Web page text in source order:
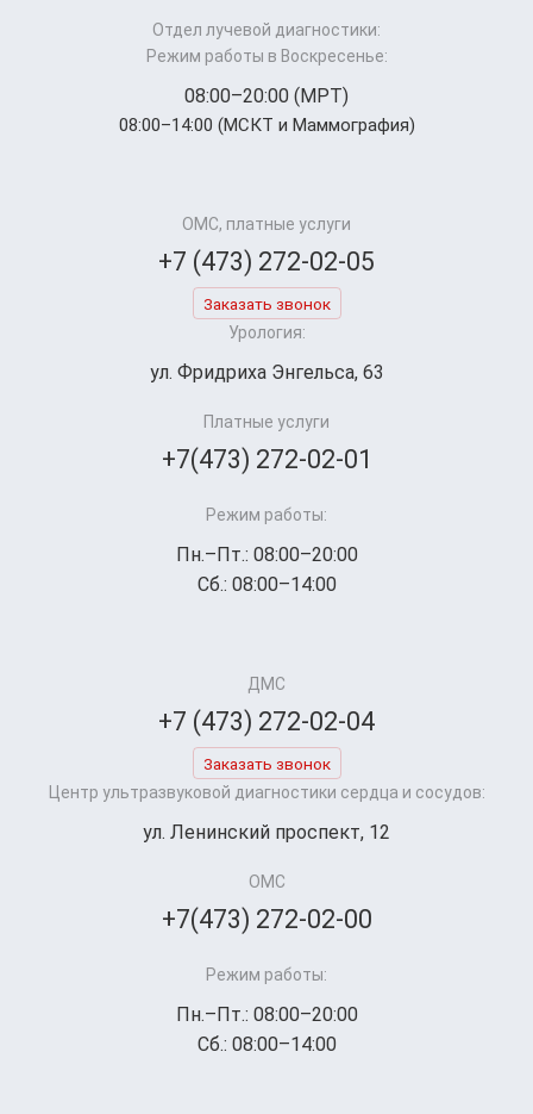
Отдел лучевой диагностики:
Режим работы в Воскресенье:
08:00–20:00 (МРТ)
08:00–14:00 (МСКТ и Маммография)
ОМС, платные услуги
+7 (473) 272-02-05
Заказать звонок
Урология:
ул. Фридриха Энгельса, 63
Платные услуги
+7(473) 272-02-01
Режим работы:
Пн.–Пт.: 08:00–20:00
Сб.: 08:00–14:00
ДМС
+7 (473) 272-02-04
Заказать звонок
Центр ультразвуковой диагностики сердца и сосудов:
ул. Ленинский проспект, 12
ОМС
+7(473) 272-02-00
Режим работы:
Пн.–Пт.: 08:00–20:00
Сб.: 08:00–14:00